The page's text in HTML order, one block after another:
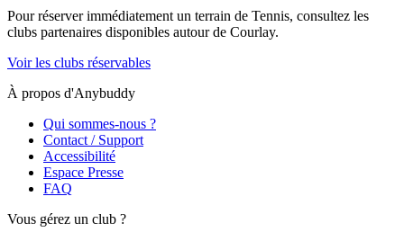
Pour réserver immédiatement un terrain de Tennis, consultez les
clubs partenaires disponibles autour de Courlay.
Voir les clubs réservables
À propos d'Anybuddy
Qui sommes-nous ?
Contact / Support
Accessibilité
Espace Presse
FAQ
Vous gérez un club ?